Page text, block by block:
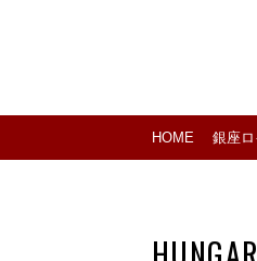
HOME 銀座